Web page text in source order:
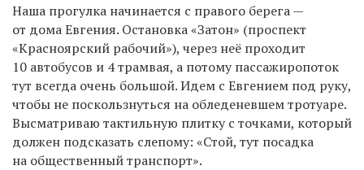
Наша прогулка начинается с правого берега —
от дома Евгения. Остановка «Затон» (проспект
«Красноярский рабочий»), через неё проходит
10 автобусов и 4 трамвая, а потому пассажиропоток
тут всегда очень большой. Идем с Евгением под руку,
чтобы не поскользнуться на обледеневшем тротуаре.
Высматриваю тактильную плитку с точками, который
должен подсказать слепому: «Стой, тут посадка
на общественный транспорт».